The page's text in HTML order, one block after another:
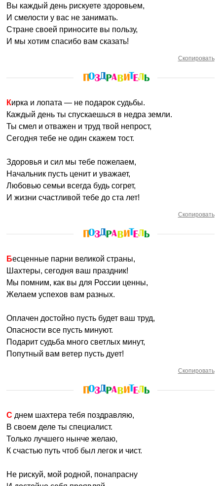
Вы каждый день рискуете здоровьем,
И смелости у вас не занимать.
Стране своей приносите вы пользу,
И мы хотим спасибо вам сказать!
Скопировать
Кирка и лопата — не подарок судьбы.
Каждый день ты спускаешься в недра земли.
Ты смел и отважен и труд твой непрост,
Сегодня тебе не один скажем тост.
Здоровья и сил мы тебе пожелаем,
Начальник пусть ценит и уважает,
Любовью семьи всегда будь согрет,
И жизни счастливой тебе до ста лет!
Скопировать
Бесценные парни великой страны,
Шахтеры, сегодня ваш праздник!
Мы помним, как вы для России ценны,
Желаем успехов вам разных.
Оплачен достойно пусть будет ваш труд,
Опасности все пусть минуют.
Подарит судьба много светлых минут,
Попутный вам ветер пусть дует!
Скопировать
С днем шахтера тебя поздравляю,
В своем деле ты специалист.
Только лучшего нынче желаю,
К счастью путь чтоб был легок и чист.
Не рискуй, мой родной, понапрасну